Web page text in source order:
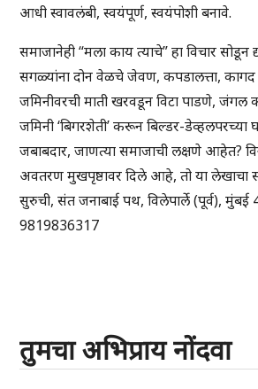
आधी स्वावलंबी, स्वयंपूर्ण, स्वयंपोशी बनावे.
समाजानेही “मला काय त्याचे” हा विचार सोडून
सगळ्यांना दोन वेळचे जेवण, कपडालत्ता, कागद
जमिनीवरची माती खरवडून विटा पाडणे,
जमिनी ‘बिगरशेती’ करून बिल्डर-
जबाबदार, जाणत्या समाजाची लक्षणे आहेत?
अवतरण मुखपृष्ठावर दिले आहे, तो या लेखाचा
सुरुची, संत जनाबाई पथ, विलेपार्ले (पूर्व), मुंबई
9819836317
तुमचा अभिप्राय नोंदवा